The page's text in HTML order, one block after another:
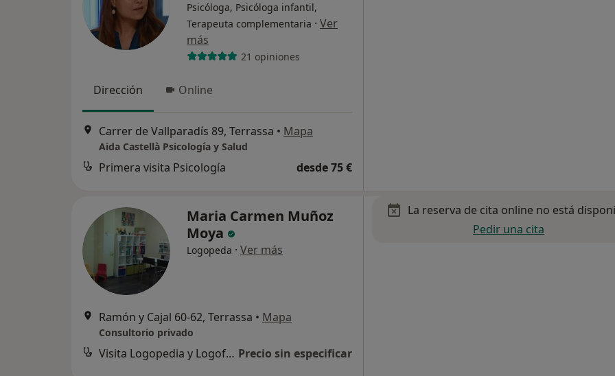
Psicóloga, Psicóloga infantil,
Terapeuta complementaria · Ver
más
21 opiniones
Dirección Online
Carrer de Vallparadís 89, Terrassa • Mapa
Aida Castellà Psicología y Salud
Primera visita Psicología desde 75 €
Maria Carmen Muñoz
Moya
Logopeda · Ver más
Ramón y Cajal 60-62, Terrassa • Mapa
Consultorio privado
Visita Logopedia y Logofoniatría Precio sin especificar
La reserva de cita online no está
Pedir una cita